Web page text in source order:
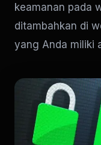
keamanan pada
ditambahkan di
yang Anda miliki